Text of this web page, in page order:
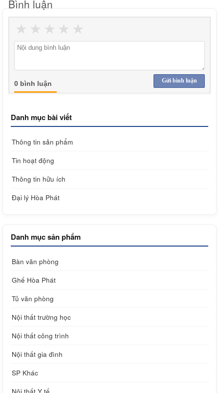
Bình luận
★
★
★
★
★
Gửi bình luận
0 bình luận
Danh mục bài viết
Thông tin sản phẩm
Tin hoạt động
Thông tin hữu ích
Đại lý Hòa Phát
Danh mục sản phẩm
Bàn văn phòng
Ghế Hòa Phát
Tủ văn phòng
Nội thất trường học
Nội thất công trình
Nội thất gia đình
SP Khác
Nội thất Y tế